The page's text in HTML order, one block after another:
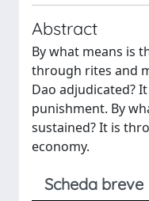
Abstract
By what means is
through rites and
Dao adjudicated?
punishment. By
sustained? It is
economy.
Scheda breve